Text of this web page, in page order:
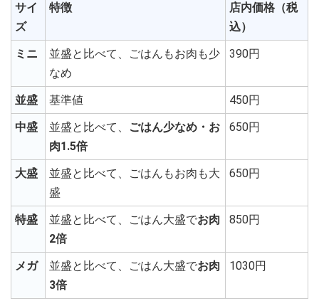
サイ
ズ
特徴
店内価格（税
込）
ミニ
並盛と比べて、ごはんもお肉も少
なめ
390円
並盛 基準値
450円
中盛
並盛と比べて、
ごはん少なめ・お
肉1.5倍
650円
大盛
並盛と比べて、ごはんもお肉も大
盛
650円
特盛 並盛と比べて、ごはん大盛でお肉
2倍
850円
メガ 並盛と比べて、ごはん大盛でお肉
3倍
1030円